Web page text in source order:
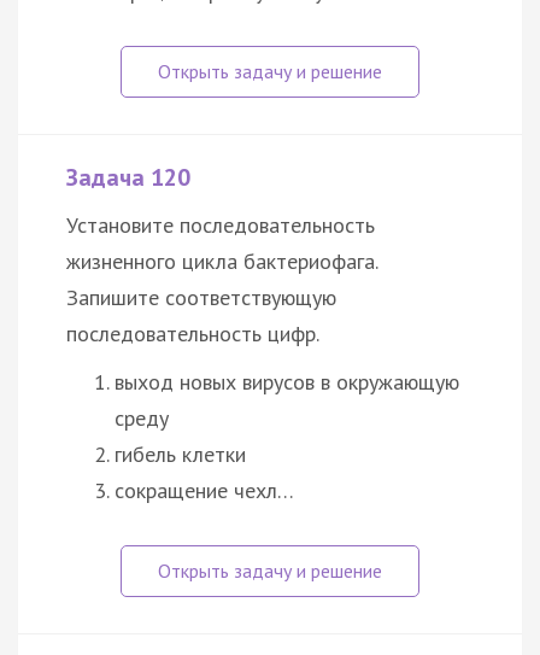
Задача 120
Установите последовательность
жизненного цикла бактериофага.
Запишите соответствующую
последовательность цифр.
выход новых вирусов в окружающую
среду
гибель клетки
сокращение чехл…